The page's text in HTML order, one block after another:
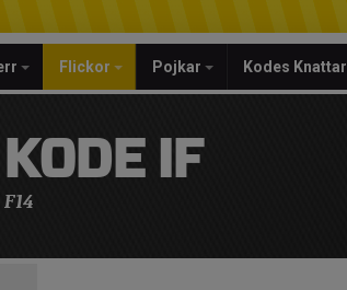
Flickor Pojkar Kodes Knattar
KODE IF
F14